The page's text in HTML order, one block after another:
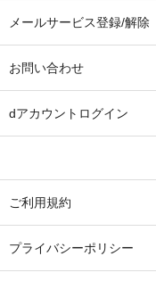
メールサービス登録/解除
お問い合わせ
dアカウントログイン
ご利用規約
プライバシーポリシー